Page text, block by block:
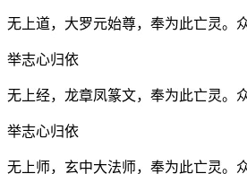
无上道，大罗元始尊，奉为此亡灵。
举志心归依
无上经，龙章凤篆文，奉为此亡灵。
举志心归依
无上师，玄中大法师，奉为此亡灵。